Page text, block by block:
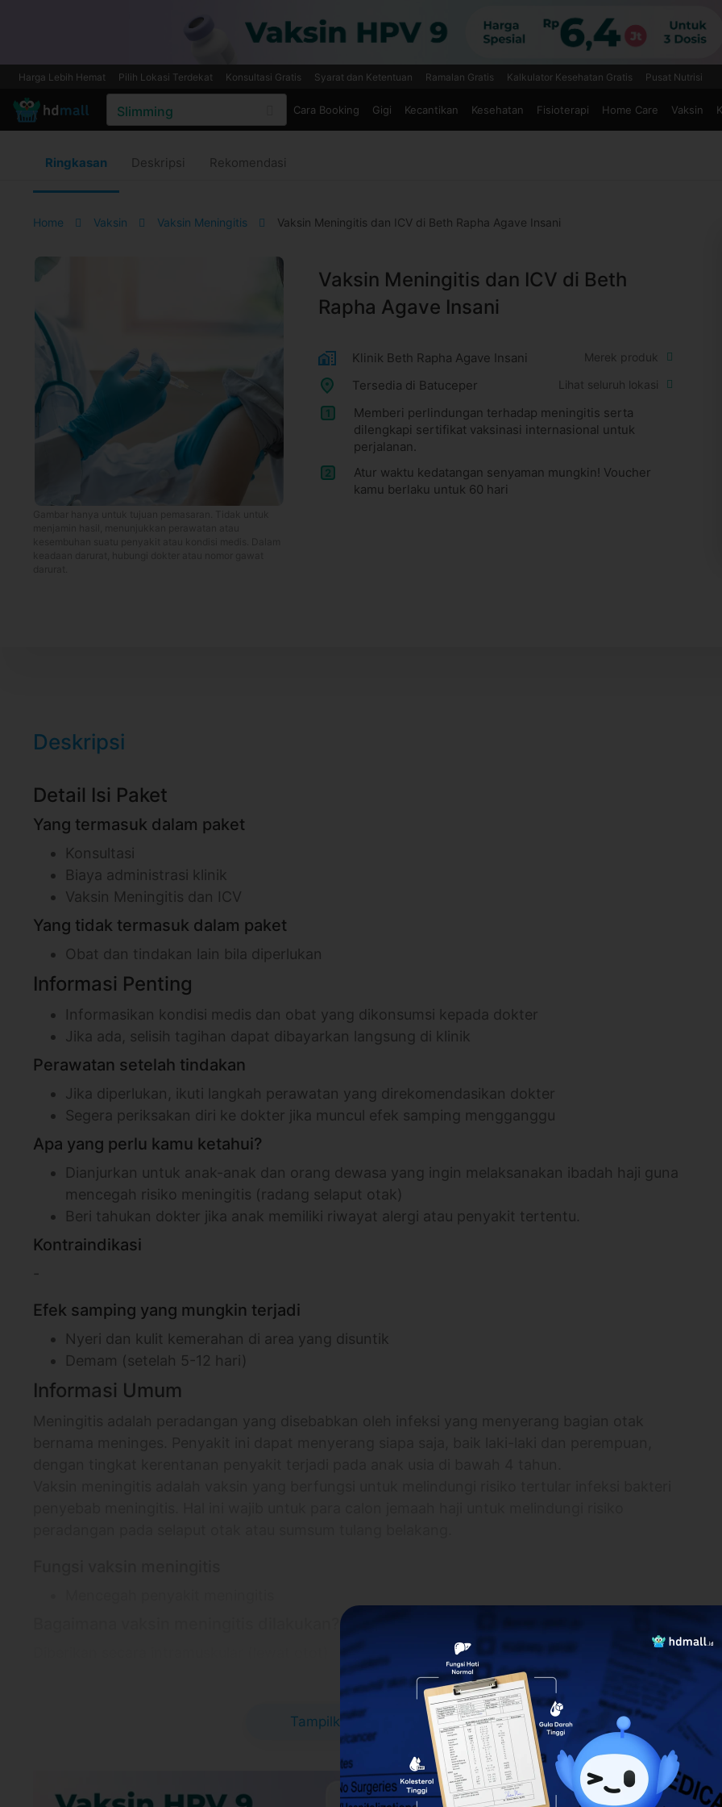
Harga Lebih Hemat Pilih Lokasi Terdekat Konsultasi Gratis Syarat dan Ketentuan Ramalan Gratis Kalkulator Kesehatan Gratis Pusat Nutrisi
Cara Booking Gigi Kecantikan Kesehatan Fisioterapi Home Care Vaksin
Ringkasan Deskripsi Rekomendasi
Home Vaksin Vaksin Meningitis Vaksin Meningitis dan ICV di Beth Rapha Agave Insani
Vaksin Meningitis dan ICV di Beth
Rapha Agave Insani
Klinik Beth Rapha Agave Insani Merek produk
Tersedia di Batuceper Lihat seluruh lokasi
1
Memberi perlindungan terhadap meningitis serta
dilengkapi sertifikat vaksinasi internasional untuk
perjalanan.
2
Atur waktu kedatangan senyaman mungkin! Voucher
kamu berlaku untuk 60 hari
Deskripsi
Detail Isi Paket
Yang termasuk dalam paket
Konsultasi
Biaya administrasi klinik
Vaksin Meningitis dan ICV
Yang tidak termasuk dalam paket
Obat dan tindakan lain bila diperlukan
Informasi Penting
Informasikan kondisi medis dan obat yang dikonsumsi kepada dokter
Jika ada, selisih tagihan dapat dibayarkan langsung di klinik
Perawatan setelah tindakan
Jika diperlukan, ikuti langkah perawatan yang direkomendasikan dokter
Segera periksakan diri ke dokter jika muncul efek samping mengganggu
Apa yang perlu kamu ketahui?
Dianjurkan untuk anak-anak dan orang dewasa yang ingin melaksanakan ibadah haji guna
mencegah risiko meningitis (radang selaput otak)
Beri tahukan dokter jika anak memiliki riwayat alergi atau penyakit tertentu.
Kontraindikasi
-
Efek samping yang mungkin terjadi
Nyeri dan kulit kemerahan di area yang disuntik
Demam (setelah 5-12 hari)
Informasi Umum
Klinik Beth Rapha Agave Insani
Klinik Beth Rapha Agave Insani - Batuceper
Gg. Ampera 2 No.7, RT.002/RW.008, Poris Gaga, Kec. Batuceper, Kota Tangerang, Banten
Link Google Map:
https://maps.app.goo.gl/7YUzjLfiYFPks1rYA
Tampilkan lebih banyak